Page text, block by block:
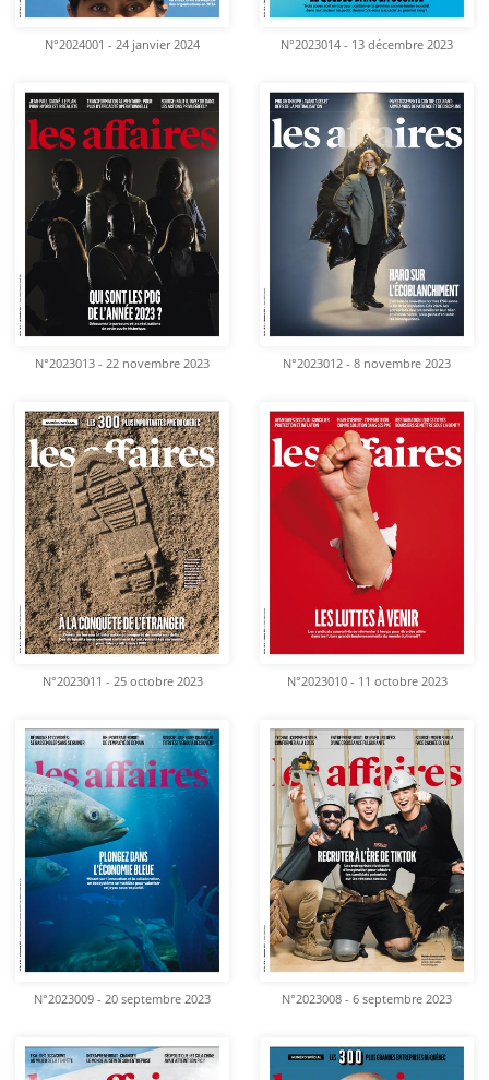
N°2024001 - 24 janvier 2024 N°2023014 - 13 décembre 2023
N°2023013 - 22 novembre 2023 N°2023012 - 8 novembre 2023
N°2023011 - 25 octobre 2023 N°2023010 - 11 octobre 2023
N°2023009 - 20 septembre 2023 N°2023008 - 6 septembre 2023